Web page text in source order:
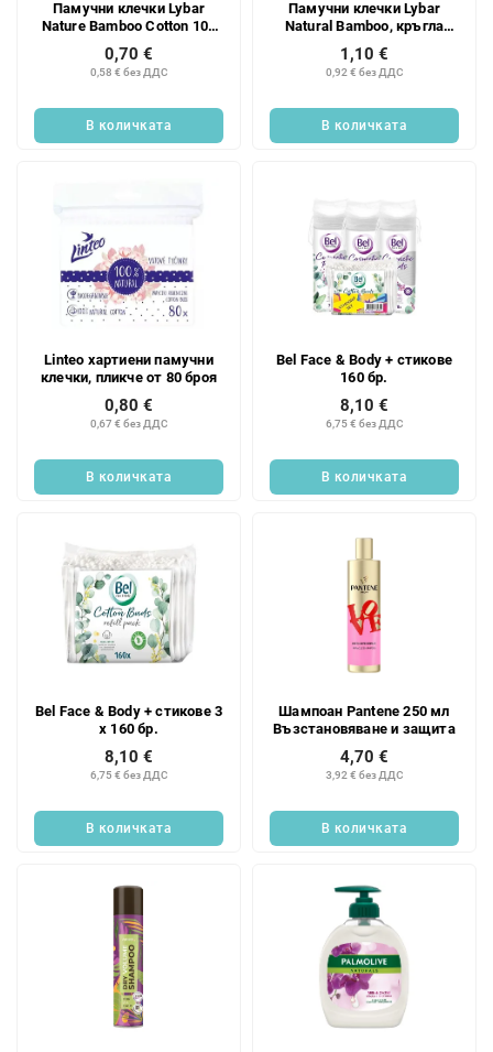
Памучни клечки Lybar
Nature Bamboo Cotton 100
бр.
0,58 € без ДДС
0,70 €
В количката
Памучни клечки Lybar
Natural Bamboo, кръгла
кутия, 100 броя
0,92 € без ДДС
1,10 €
В количката
Linteo хартиени памучни
клечки, пликче от 80 броя
0,67 € без ДДС
0,80 €
В количката
Bel Face & Body + стикове
160 бр.
6,75 € без ДДС
8,10 €
В количката
Bel Face & Body + стикове 3
x 160 бр.
6,75 € без ДДС
8,10 €
В количката
Шампоан Pantene 250 мл
Възстановяване и защита
3,92 € без ДДС
4,70 €
В количката